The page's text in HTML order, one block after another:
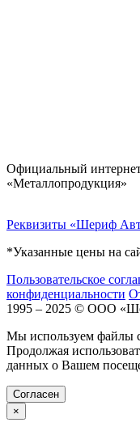
Официальный
«Металлопродукция»
Реквизиты «Шериф
*Указанные цены на
Пользовательское
конфиденциальности
1995 – 2025 © ООО
Мы используем файлы
Продолжая
данных о Вашем
Cогласен
×